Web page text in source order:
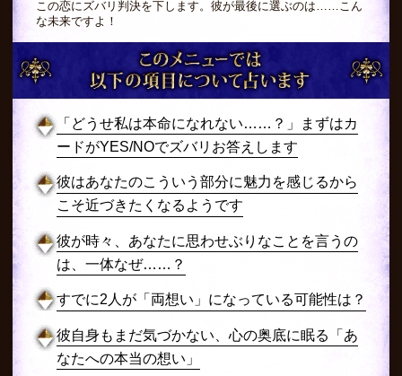
この恋にズバリ判決を下します。彼が最後に選ぶのは……こん
な未来ですよ！
「どうせ私は本命になれない……？」まずはカ
ードがYES/NOでズバリお答えします
彼はあなたのこういう部分に魅力を感じるから
こそ近づきたくなるようです
彼が時々、あなたに思わせぶりなことを言うの
は、一体なぜ……？
すでに2人が「両想い」になっている可能性は？
彼自身もまだ気づかない、心の奥底に眠る「あ
なたへの本当の想い」